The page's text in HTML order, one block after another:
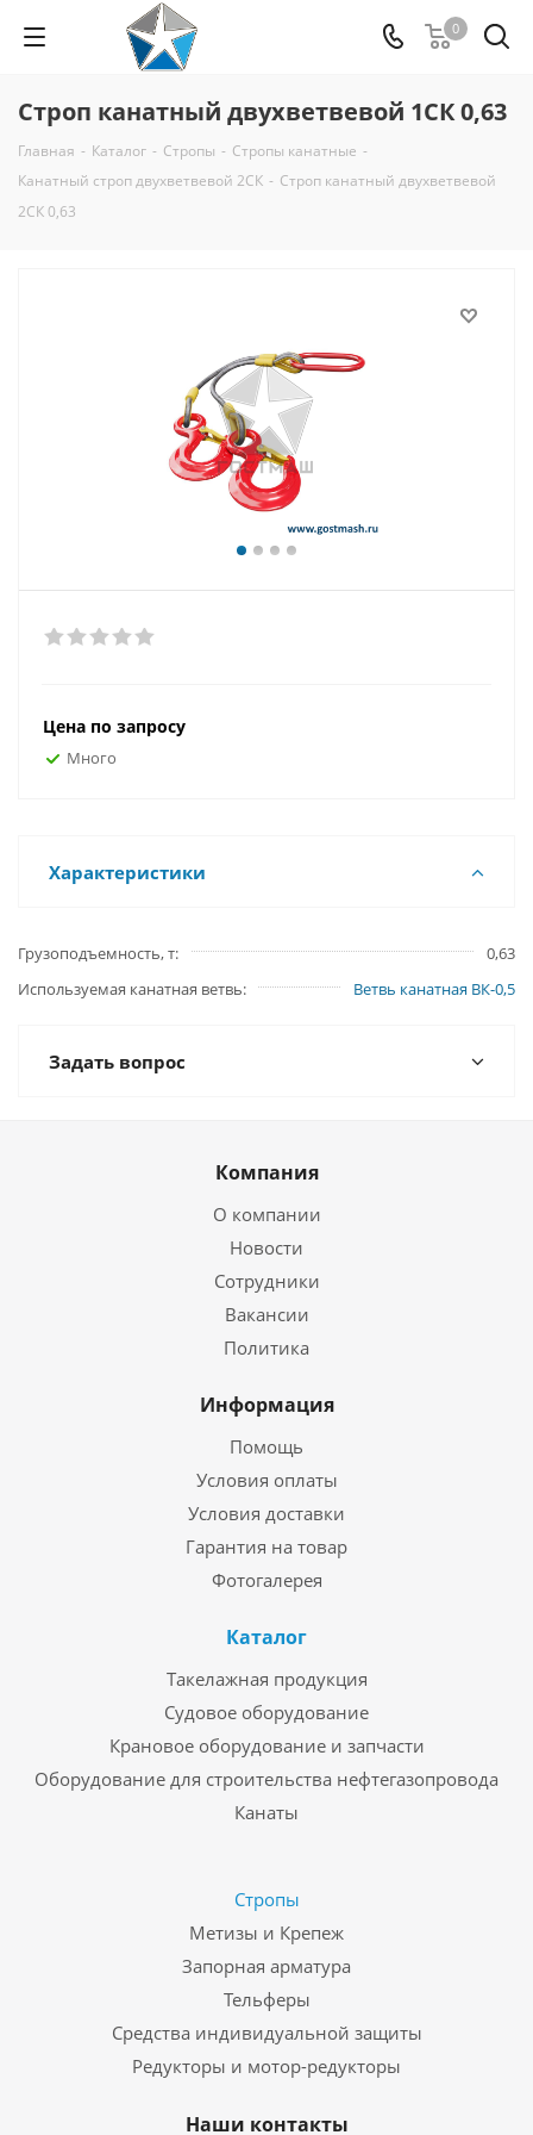
0
Строп канатный двухветвевой 1СК 0,63
Главная - Каталог - Стропы - Стропы канатные -
Канатный строп двухветвевой 2СК - Строп канатный двухветвевой
2СК 0,63
Цена по запросу
Много
Характеристики
Грузоподъемность, т
0,63
Используемая канатная ветвь
Ветвь канатная ВК-0,5
Задать вопрос
Компания
О компании
Новости
Сотрудники
Вакансии
Политика
Информация
Помощь
Условия оплаты
Условия доставки
Гарантия на товар
Фотогалерея
Каталог
Такелажная продукция
Судовое оборудование
Крановое оборудование и запчасти
Оборудование для строительства нефтегазопровода
Канаты
Стропы
Метизы и Крепеж
Запорная арматура
Тельферы
Средства индивидуальной защиты
Редукторы и мотор-редукторы
Наши контакты